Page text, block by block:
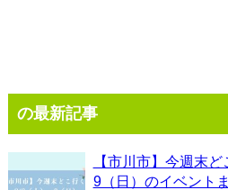
の最新記事
【市川市】今週末
9（日）のイベント